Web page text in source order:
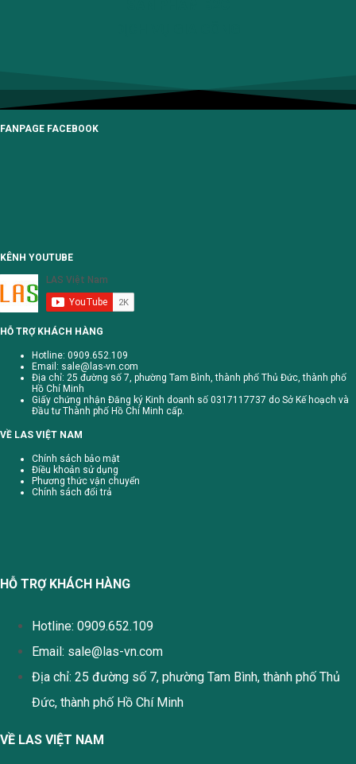
FANPAGE FACEBOOK
KÊNH YOUTUBE
HỖ TRỢ KHÁCH HÀNG
Hotline: 0909.652.109
Email: sale@las-vn.com
Địa chỉ: 25 đường số 7, phường Tam Bình, thành phố Thủ Đức, thành phố
Hồ Chí Minh
Giấy chứng nhận Đăng ký Kinh doanh số 0317117737 do Sở Kế hoạch và
Đầu tư Thành phố Hồ Chí Minh cấp.
VỀ LAS VIỆT NAM
Chính sách bảo mật
Điều khoản sử dụng
Phương thức vận chuyển
Chính sách đổi trả
HỖ TRỢ KHÁCH HÀNG
Hotline: 0909.652.109
Email: sale@las-vn.com
Địa chỉ: 25 đường số 7, phường Tam Bình, thành phố Thủ
Đức, thành phố Hồ Chí Minh
VỀ LAS VIỆT NAM